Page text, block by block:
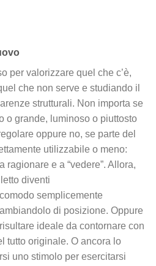
per valorizzare quel che c’è,
che non serve e studiando il
strutturali. Non importa se
o grande, luminoso o piuttosto
oppure no, se parte del
utilizzabile o meno:
ragionare e a “vedere”. Allora,
diventi
semplicemente
di posizione. Oppure
ideale da contornare con
tutto originale. O ancora lo
uno stimolo per esercitarsi